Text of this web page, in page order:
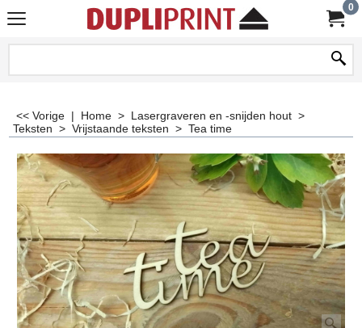
0
<< Vorige | Home > Lasergraveren en -snijden hout >
Teksten > Vrijstaande teksten > Tea time